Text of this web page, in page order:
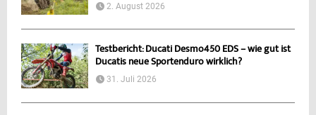
2. August 2026
Testbericht: Ducati Desmo450 EDS – wie gut ist
Ducatis neue Sportenduro wirklich?
31. Juli 2026